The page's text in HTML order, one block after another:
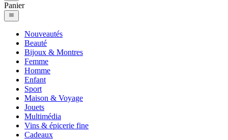
Panier
Nouveautés
Beauté
Bijoux & Montres
Femme
Homme
Enfant
Sport
Maison & Voyage
Jouets
Multimédia
Vins & épicerie fine
Cadeaux